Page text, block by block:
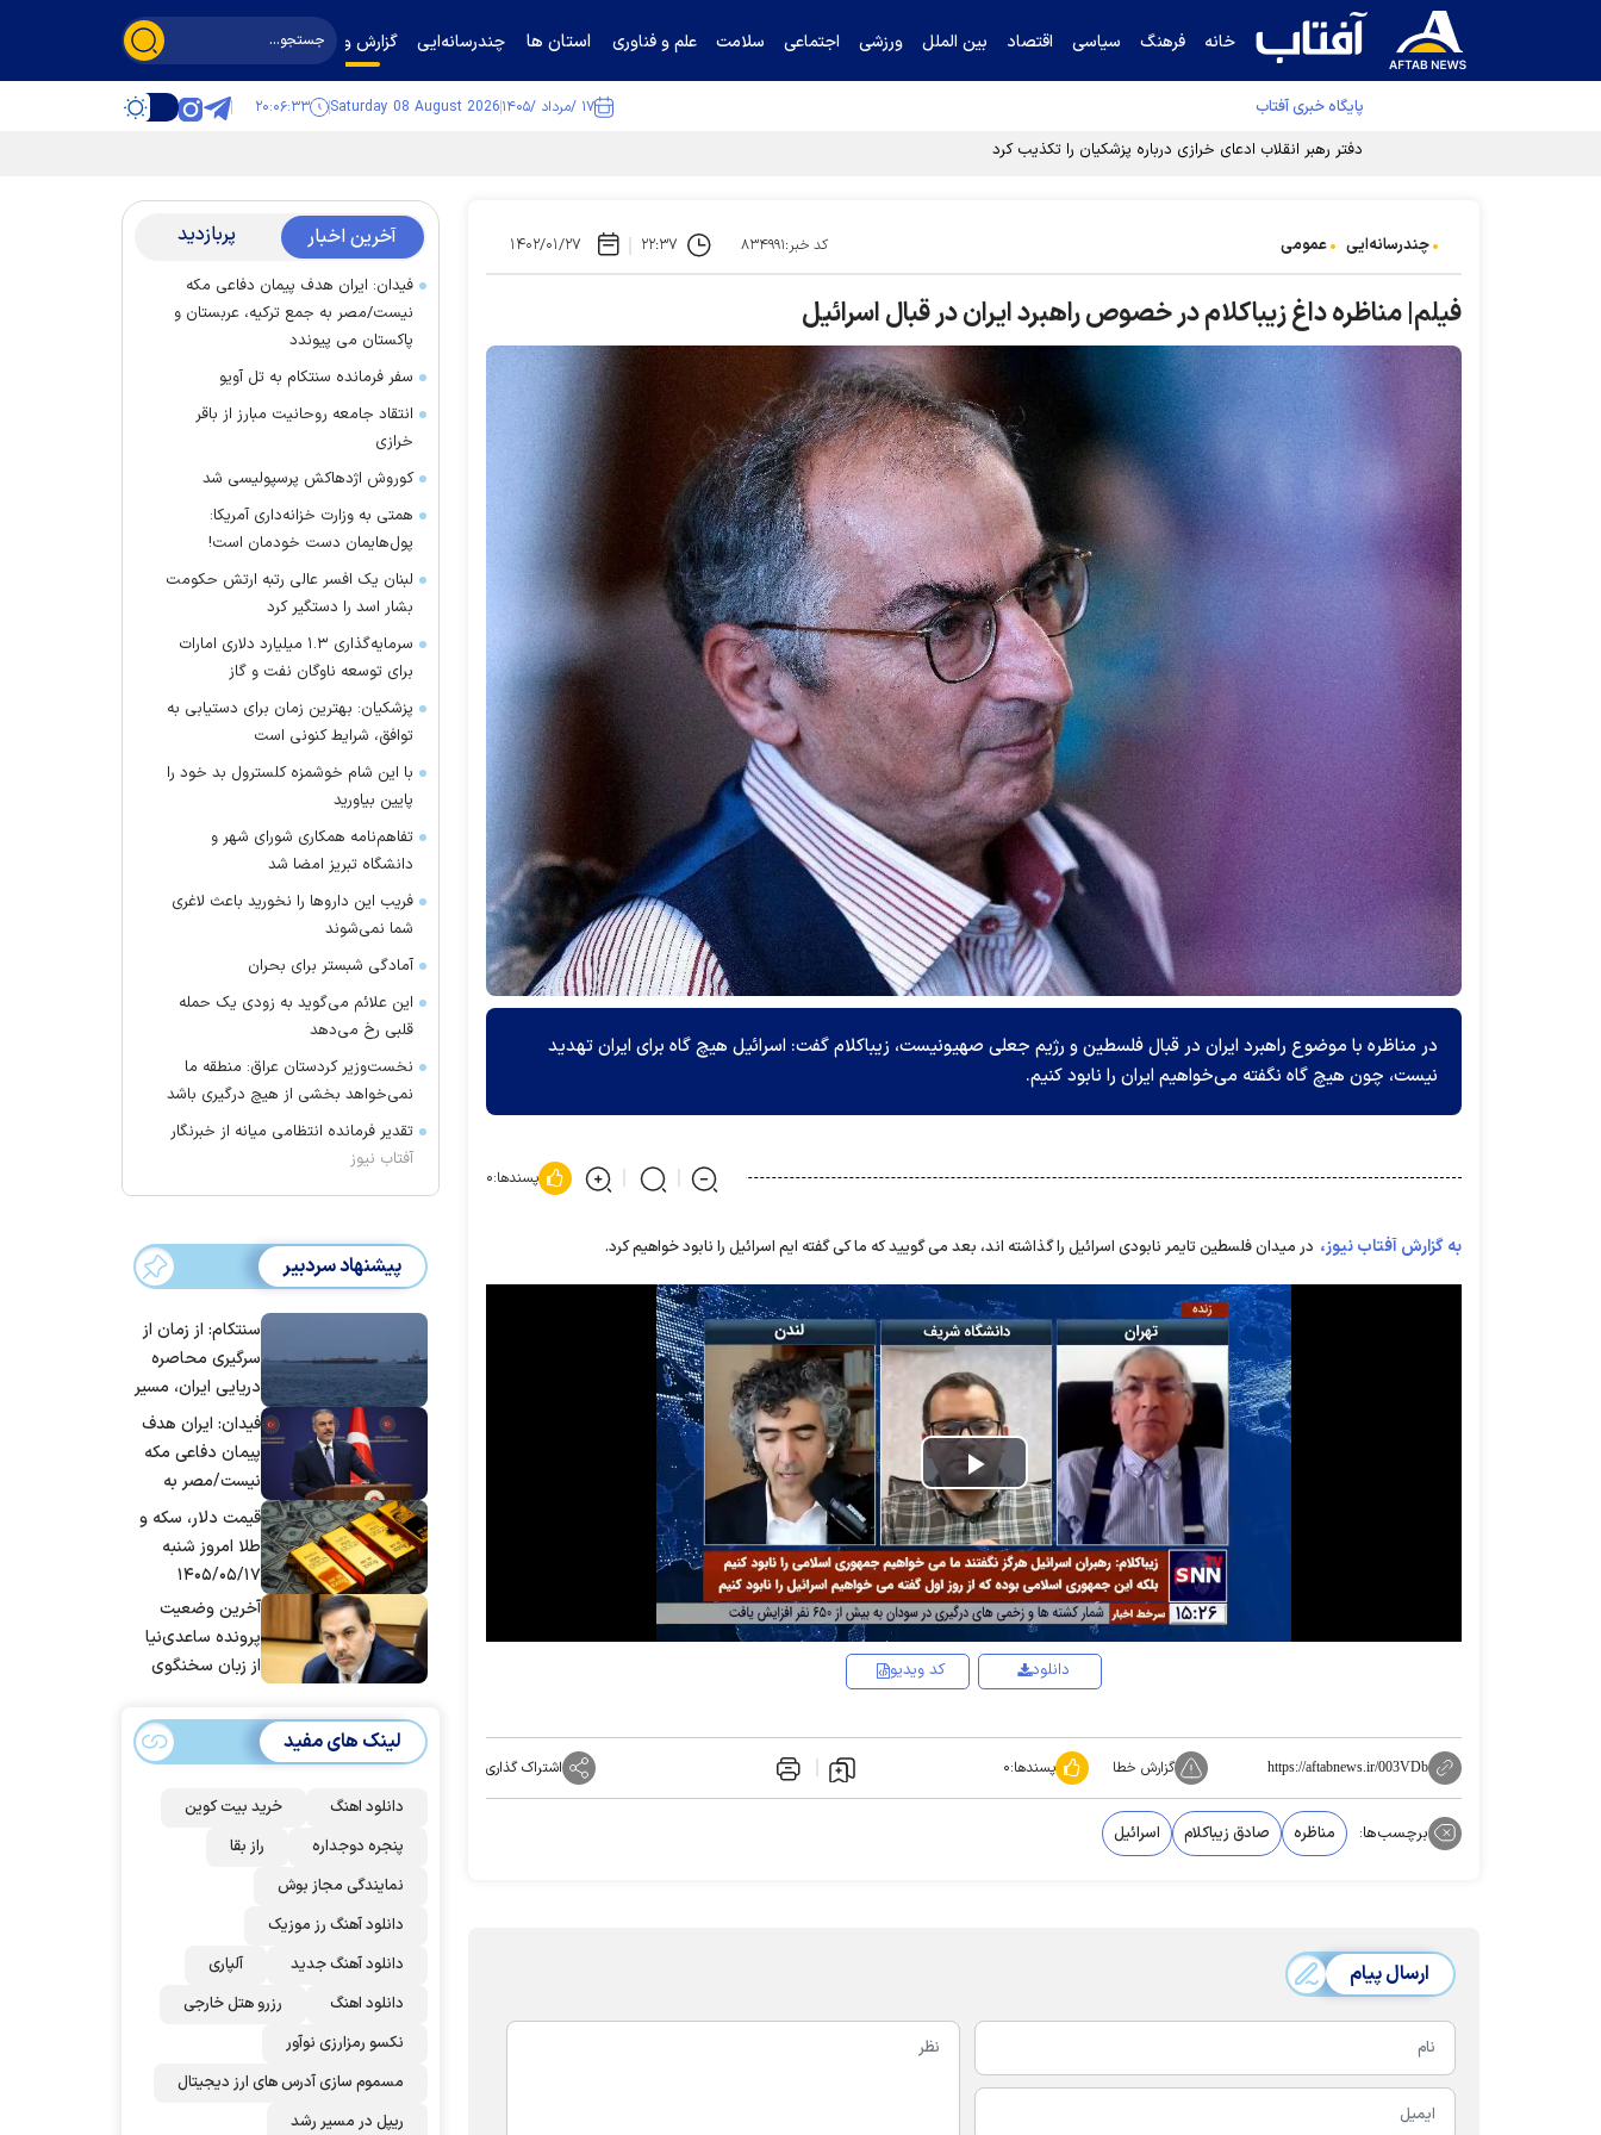
خانه فرهنگ سیاسی اقتصاد بین الملل ورزشی اجتماعی سلامت علم و فناوری استان ها چندرسانه‌ایی گزارش و گفت‌وگو
پایگاه خبری آفتاب ۱۷ /مرداد /۱۴۰۵ Saturday 08 August 2026 ۲۰:۰۶:۳۴
چندرسانه‌ایی عمومی کد خبر:۸۳۴۹۹۱ ۲۲:۳۷ ۱۴۰۲/۰۱/۲۷
فیلم| مناظره داغ زیباکلام در خصوص راهبرد ایران در قبال اسرائیل
در مناظره با موضوع راهبرد ایران در قبال فلسطین و رژیم جعلی صهیونیست، زیباکلام گفت: اسرائیل هیچ گاه برای ایران تهدید
نیست، چون هیچ گاه نگفته می‌خواهیم ایران را نابود کنیم.
پسندها:۰
به گزارش آفتاب نیوز، در میدان فلسطین تایمر نابودی اسرائیل را گذاشته اند، بعد می گویید که ما کی گفته ایم اسرائیل را نابود خواهیم کرد.
Play
Video
کد ویدیو دانلود
https://aftabnews.ir/003VDb گزارش خطا پسندها:۰ اشتراک گذاری
برچسب‌ها: مناظره صادق زیباکلام اسرائیل
ارسال پیام
آخرین اخبار پربازدید
فیدان: ایران هدف پیمان دفاعی مکه
نیست/مصر به جمع ترکیه، عربستان و
پاکستان می پیوندد
سفر فرمانده سنتکام به تل آویو
انتقاد جامعه روحانیت مبارز از باقر
خرازی
کوروش اژدهاکش پرسپولیسی شد
همتی به وزارت خزانه‌داری آمریکا:
پول‌هایمان دست خودمان است!
لبنان یک افسر عالی رتبه ارتش حکومت
بشار اسد را دستگیر کرد
سرمایه‌گذاری ۱.۳ میلیارد دلاری امارات
برای توسعه ناوگان نفت و گاز
پزشکیان: بهترین زمان برای دستیابی به
توافق، شرایط کنونی است
با این شام خوشمزه کلسترول بد خود را
پایین بیاورید
تفاهم‌نامه همکاری شورای شهر و
دانشگاه تبریز امضا شد
فریب این دارو‌ها را نخورید باعث لاغری
شما نمی‌شوند
آمادگی شبستر برای بحران
این علائم می‌گوید به زودی یک حمله
قلبی رخ می‌دهد
نخست‌وزیر کردستان عراق: منطقه ما
نمی‌خواهد بخشی از هیچ درگیری باشد
تقدیر فرمانده انتظامی میانه از خبرنگار
آفتاب نیوز
پیشنهاد سردبیر
سنتکام: از زمان از
سرگیری محاصره
دریایی ایران، مسیر
بیش از ۵۰ کشتی را
تغییر داده‌ایم
فیدان: ایران هدف
پیمان دفاعی مکه
نیست/مصر به
جمع ترکیه،
عربستان و
پاکستان می
پیوندد
قیمت دلار، سکه و
طلا امروز شنبه
۱۴۰۵/۰۵/۱۷
آخرین وضعیت
پرونده ساعدی‌نیا
از زبان سخنگوی
لینک های مفید
دانلود اهنگ
خرید بیت کوین
پنجره دوجداره
راز بقا
نمایندگی مجاز بوش
دانلود آهنگ رز‌ موزیک
دانلود آهنگ جدید
آلپاری
دانلود اهنگ
رزرو هتل خارجی
نکسو رمزارزی نوآور
مسموم سازی آدرس های ارز دیجیتال
ریپل در مسیر رشد